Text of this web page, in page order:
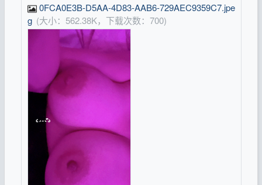
0FCA0E3B-D5AA-4D83-AAB6-729AEC9359C7.jpe
g (大小：562.38K，下载次数：700)